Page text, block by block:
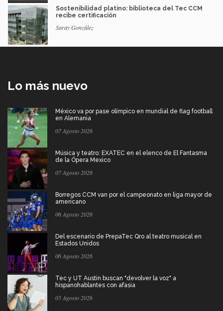
Sostenibilidad platino: biblioteca del Tec CCM
recibe certificación
Saray González
Lo más nuevo
México va por pase olímpico en mundial de flag football
en Alemania
07 Agosto 2026
Música y teatro: EXATEC en el elenco de El Fantasma
de la Ópera Mexico
07 Agosto 2026
Borregos CCM van por el campeonato en liga mayor de
americano
06 Agosto 2026
Del escenario de PrepaTec Qro al teatro musical en
Estados Unidos
06 Agosto 2026
Tec y UT Austin buscan "devolver la voz" a
hispanohablantes con afasia
05 Agosto 2026